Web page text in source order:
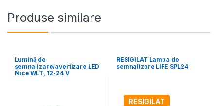
Produse similare
Lumină de
semnalizare/avertizare LED
Nice WLT, 12-24 V
RESIGILAT Lampa de
semnalizare LIFE SPL24
RESIGILAT